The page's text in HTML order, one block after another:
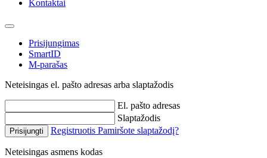
Kontaktai
Prisijungimas
SmartID
M-parašas
Neteisingas el. pašto adresas arba slaptažodis
El. pašto adresas
Slaptažodis
Prisijungti Registruotis Pamiršote slaptažodį?
Neteisingas asmens kodas